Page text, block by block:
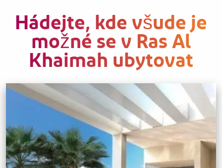
Hádejte, kde všude je
možné se v Ras Al
Khaimah ubytovat